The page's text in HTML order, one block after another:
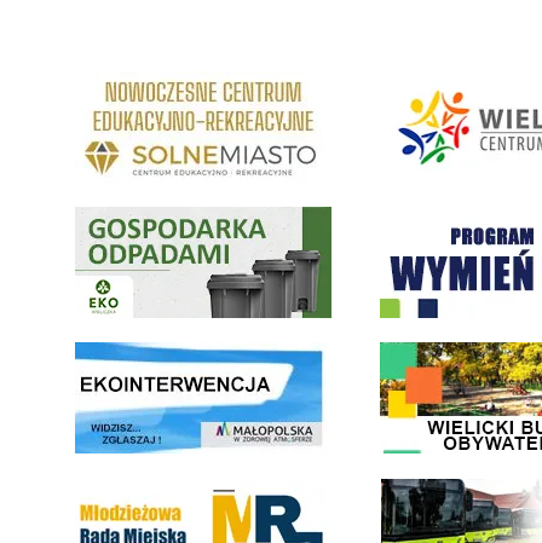
link do strony Centrum Edukacyjno Rekreacyjne
Gospodarka odpadami na terenie Miasta i Gminy WieliczkaProgram "Czyste Powietrze"
link do strony ekointerwencja dot.- powietrza link do strony - Wielicki
link do strony Wielickiej